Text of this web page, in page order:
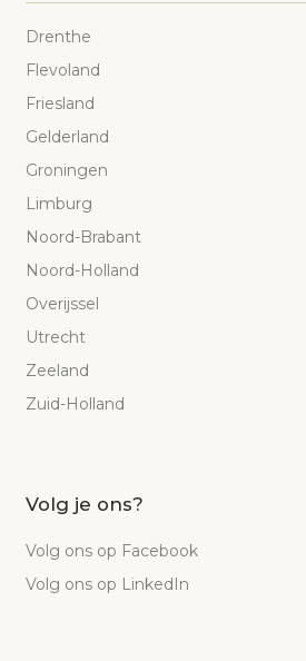
Drenthe
Flevoland
Friesland
Gelderland
Groningen
Limburg
Noord-Brabant
Noord-Holland
Overijssel
Utrecht
Zeeland
Zuid-Holland
Volg je ons?
Volg ons op Facebook
Volg ons op LinkedIn